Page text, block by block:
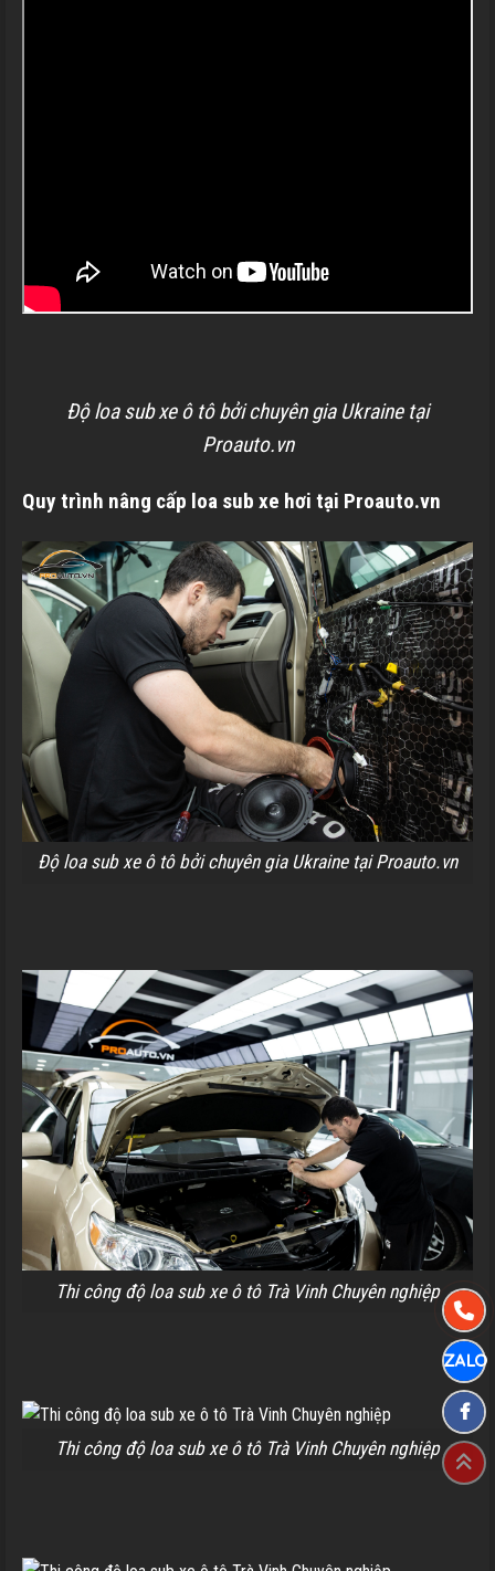
Độ loa sub xe ô tô bởi chuyên gia Ukraine tại
Proauto.vn
Quy trình nâng cấp loa sub xe hơi tại Proauto.vn
Độ loa sub xe ô tô bởi chuyên gia Ukraine tại Proauto.vn
Thi công độ loa sub xe ô tô Trà Vinh Chuyên nghiệp
Thi công độ loa sub xe ô tô Trà Vinh Chuyên nghiệp